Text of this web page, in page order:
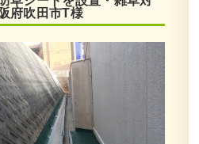
府吹田市T様